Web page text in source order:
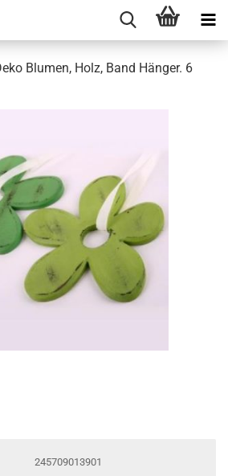
Blumen, Holz, Band Hänger. 6
245709013901